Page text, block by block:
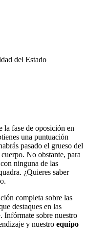
del Estado
la fase de oposición en
una puntuación
pasado el grueso del
No obstante, para
ninguna de las
¿Quieres saber
completa sobre las
destaques en las
Infórmate sobre nuestro
y nuestro equipo